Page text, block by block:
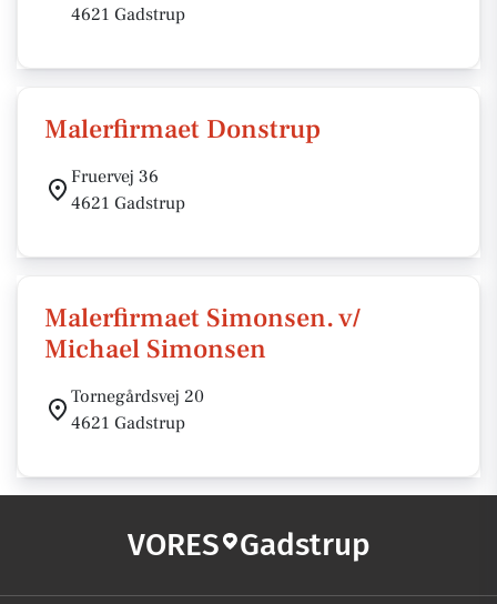
4621 Gadstrup
Malerfirmaet Donstrup
Fruervej 36
4621 Gadstrup
Malerfirmaet Simonsen. v/
Michael Simonsen
Tornegårdsvej 20
4621 Gadstrup
VORES Gadstrup